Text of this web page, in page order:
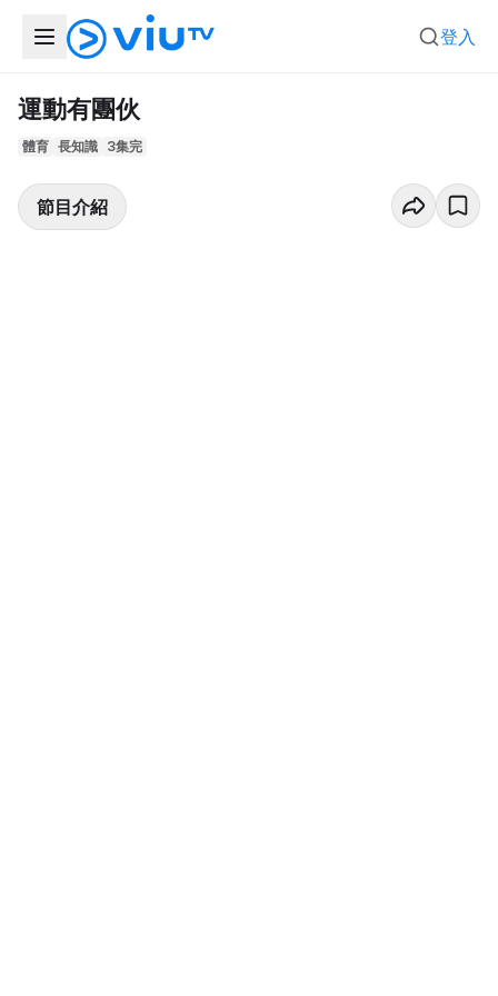
登入
運動有團伙
體育 長知識 3集完
節目介紹